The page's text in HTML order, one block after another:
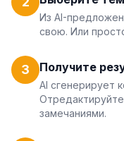
Из AI-
свою. Или
3 Получите
AI сгенерирует
замечаниями.